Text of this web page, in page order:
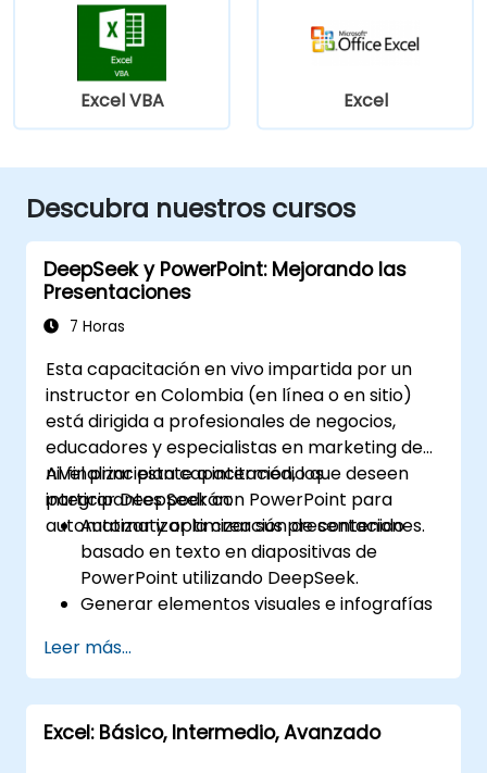
Excel VBA Excel
Descubra nuestros cursos
DeepSeek y PowerPoint: Mejorando las
Presentaciones
7 Horas
Esta capacitación en vivo impartida por un
instructor en Colombia (en línea o en sitio)
está dirigida a profesionales de negocios,
educadores y especialistas en marketing de
nivel principiante a intermedio que deseen
integrar DeepSeek con PowerPoint para
automatizar y optimizar sus presentaciones.
Al finalizar esta capacitación, los
participantes podrán:
Automatizar la creación de contenido
basado en texto en diapositivas de
PowerPoint utilizando DeepSeek.
Generar elementos visuales e infografías
modelos de DeepSeek.
Utilizar inteligencia artificial para resumir
informes extensos y convertirlos en
diapositivas listas para presentar.
Leer más...
Excel: Básico, Intermedio, Avanzado